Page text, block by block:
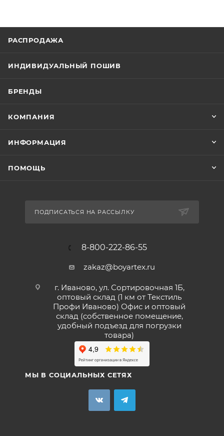
РАСПРОДАЖА
ИНДИВИДУАЛЬНЫЙ ПОШИВ
БРЕНДЫ
КОМПАНИЯ
ИНФОРМАЦИЯ
ПОМОЩЬ
ПОДПИСАТЬСЯ НА РАССЫЛКУ
8-800-222-86-55
zakaz@boyartex.ru
г. Иваново, ул. Сортировочная 1Б,
оптовый склад (1 км от Текстиль
Профи Иваново) Офис и оптовый
склад (собственное помещение,
удобный подъезд для погрузки
товара)
МЫ В СОЦИАЛЬНЫХ СЕТЯХ